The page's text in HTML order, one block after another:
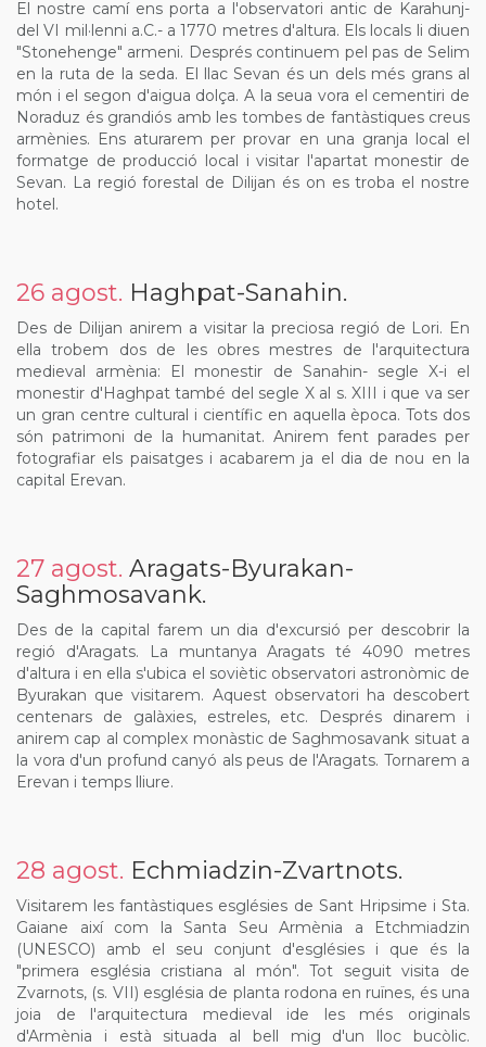
El nostre camí ens porta a l'observatori antic de Karahunj-
del VI mil·lenni a.C.- a 1770 metres d'altura. Els locals li diuen
"Stonehenge" armeni. Després continuem pel pas de Selim
en la ruta de la seda. El llac Sevan és un dels més grans al
món i el segon d'aigua dolça. A la seua vora el cementiri de
Noraduz és grandiós amb les tombes de fantàstiques creus
armènies. Ens aturarem per provar en una granja local el
formatge de producció local i visitar l'apartat monestir de
Sevan. La regió forestal de Dilijan és on es troba el nostre
hotel.
26 agost. Haghpat-Sanahin.
Des de Dilijan anirem a visitar la preciosa regió de Lori. En
ella trobem dos de les obres mestres de l'arquitectura
medieval armènia: El monestir de Sanahin- segle X-i el
monestir d'Haghpat també del segle X al s. XIII i que va ser
un gran centre cultural i científic en aquella època. Tots dos
són patrimoni de la humanitat. Anirem fent parades per
fotografiar els paisatges i acabarem ja el dia de nou en la
capital Erevan.
27 agost. Aragats-Byurakan-
Saghmosavank.
Des de la capital farem un dia d'excursió per descobrir la
regió d'Aragats. La muntanya Aragats té 4090 metres
d'altura i en ella s'ubica el soviètic observatori astronòmic de
Byurakan que visitarem. Aquest observatori ha descobert
centenars de galàxies, estreles, etc. Després dinarem i
anirem cap al complex monàstic de Saghmosavank situat a
la vora d'un profund canyó als peus de l'Aragats. Tornarem a
Erevan i temps lliure.
28 agost. Echmiadzin-Zvartnots.
Visitarem les fantàstiques esglésies de Sant Hripsime i Sta.
Gaiane així com la Santa Seu Armènia a Etchmiadzin
(UNESCO) amb el seu conjunt d'esglésies i que és la
"primera església cristiana al món". Tot seguit visita de
Zvarnots, (s. VII) església de planta rodona en ruïnes, és una
joia de l'arquitectura medieval ide les més originals
d'Armènia i està situada al bell mig d'un lloc bucòlic.